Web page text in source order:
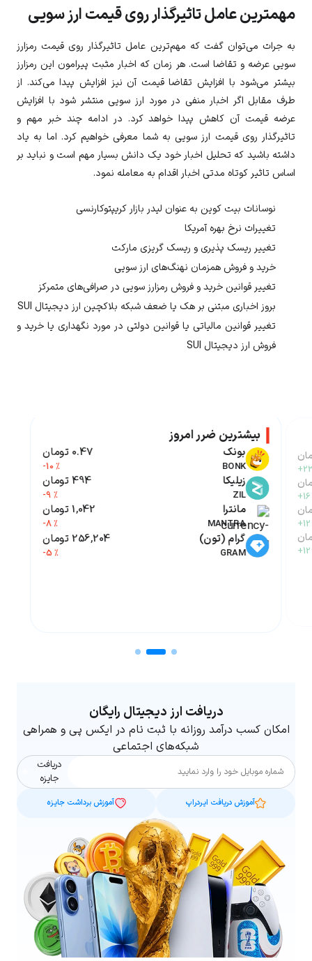
مهمترین عامل تاثیرگذار روی قیمت ارز سویی
به جرات می‌توان گفت که مهم‌ترین عامل تاثیرگذار روی قیمت رمزارز
سویی عرضه و تقاضا است. هر زمان که اخبار مثبت پیرامون این رمزارز
بیشتر می‌شود با افزایش تقاضا قیمت آن نیز افزایش پیدا می‌کند. از
طرف مقابل اگر اخبار منفی در مورد ارز سویی منتشر شود با افزایش
عرضه قیمت آن کاهش پیدا خواهد کرد. در ادامه چند خبر مهم و
تاثیرگذار روی قیمت ارز سویی به شما معرفی خواهیم کرد. اما به یاد
داشته باشید که تحلیل اخبار خود یک دانش بسیار مهم است و نباید بر
اساس تاثیر کوتاه مدتی اخبار اقدام به معامله نمود.
نوسانات بیت کوین به عنوان لیدر بازار کریپتوکارنسی
تغییرات نرخ بهره آمریکا
تغییر ریسک پذیری و ریسک گریزی مارکت
خرید و فروش همزمان نهنگ‌های ارز سویی
تغییر قوانین خرید و فروش رمزارز سویی در صرافی‌های متمرکز
بروز اخباری مبتنی بر هک یا ضعف شبکه بلاکچین ارز دیجیتال SUI
تغییر قوانین مالیاتی یا قوانین دولتی در مورد نگهداری یا خرید و
فروش ارز دیجیتال SUI
+16
+12
+12
بیشترین ضرر امروز
بونک
BONK
0.47 تومان
-10 %
زیلیکا
ZIL
494 تومان
-9 %
مانترا
MANTRA
1,042 تومان
-8 %
گرام (تون)
GRAM
256,204 تومان
-5 %
دریافت ارز دیجیتال رایگان
امکان کسب درآمد روزانه با ثبت نام در ایکس پی و همراهی
شبکه‌های اجتماعی
شماره موبایل
دریافت
جایزه
آموزش دریافت ایردراپ آموزش برداشت جایزه